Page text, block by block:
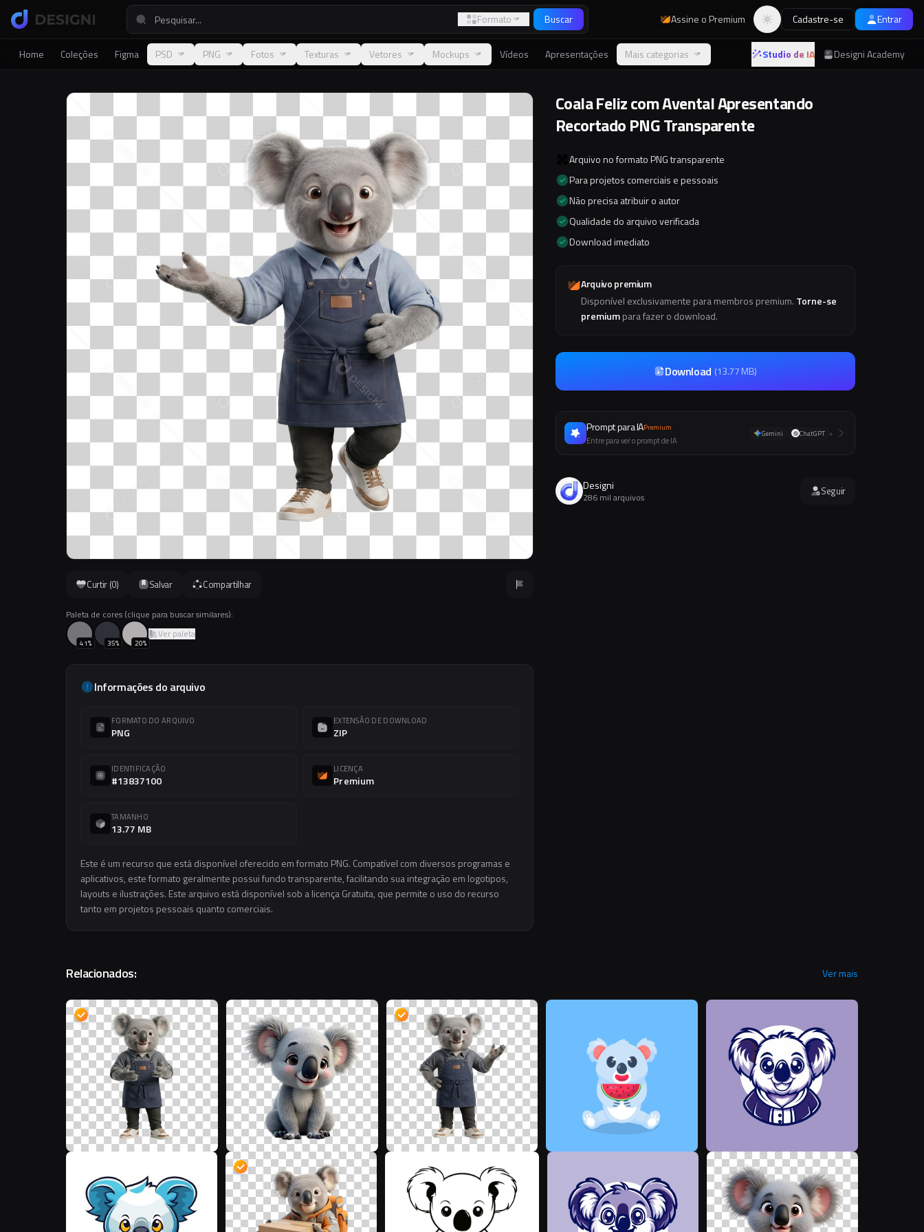
Formato Buscar Assine o Premium Alternar tema
Cadastre-se Entrar
Home Coleções Figma PSD PNG Fotos Texturas Vetores Mockups Vídeos Apresentações Mais categorias Studio de IA Designi Academy
Curtir (0) Salvar Compartilhar
Paleta de cores (clique para buscar similares):
41% 35% 20%
Ver paleta
Informações do arquivo
FORMATO DO ARQUIVO
PNG
EXTENSÃO DE DOWNLOAD
ZIP
IDENTIFICAÇÃO
#13837100
LICENÇA
Premium
TAMANHO
13.77 MB
Este é um recurso que está disponível oferecido em formato PNG. Compatível com diversos programas e
aplicativos, este formato geralmente possui fundo transparente, facilitando sua integração em logotipos,
layouts e ilustrações. Este arquivo está disponível sob a licença Gratuita, que permite o uso do recurso
tanto em projetos pessoais quanto comerciais.
Coala Feliz com Avental Apresentando
Recortado PNG Transparente
Arquivo no formato PNG transparente
Para projetos comerciais e pessoais
Não precisa atribuir o autor
Qualidade do arquivo verificada
Download imediato
Arquivo premium
Disponível exclusivamente para membros premium. Torne-se
premiumpara fazer o download.
Download (13.77 MB)
Prompt para IAPremium
Entre para ver o prompt de IA
Gemini ChatGPT +
Designi
286 mil arquivos Seguir
Relacionados: Ver mais
D M D
D M